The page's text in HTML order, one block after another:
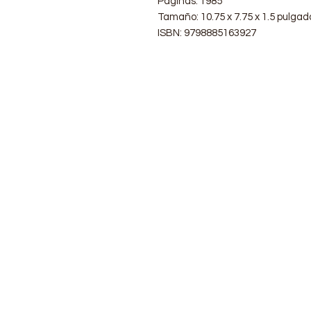
Tamaño: 10.75 x 7.75 x 1.5
ISBN: 9798885163927